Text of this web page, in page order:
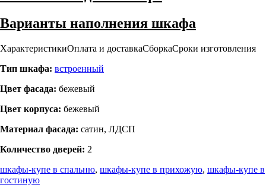
Варианты наполнения шкафа
ХарактеристикиОплата и доставкаСборкаСроки изготовления
Тип шкафа: встроенный
Цвет фасада: бежевый
Цвет корпуса: бежевый
Материал фасада: сатин, ЛДСП
Количество дверей: 2
шкафы-купе в спальню, шкафы-купе в прихожую, шкафы-купе в
гостиную